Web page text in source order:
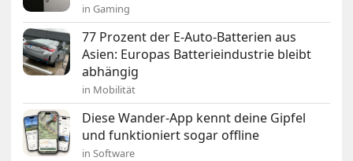
in Gaming
77 Prozent der E-Auto-Batterien aus
Asien: Europas Batterieindustrie bleibt
abhängig
in Mobilität
Diese Wander-App kennt deine Gipfel
und funktioniert sogar offline
in Software